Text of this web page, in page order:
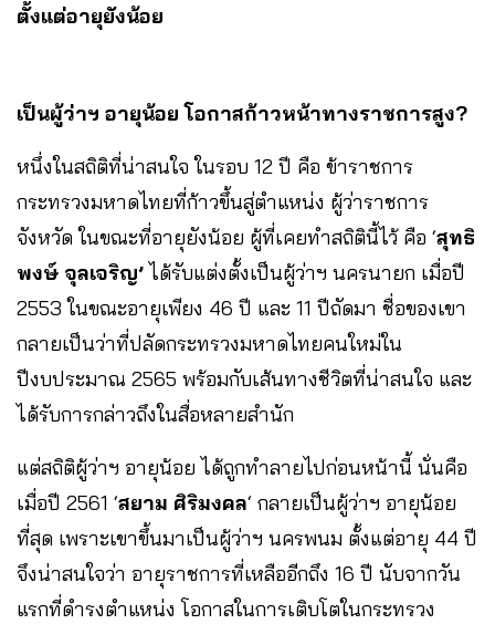
ตั้งแต่อายุยังน้อย
เป็นผู้ว่าฯ อายุน้อย โอกาสก้าวหน้าทางราชการสูง?
หนึ่งในสถิติที่น่าสนใจ ในรอบ 12 ปี คือ ข้าราชการ
กระทรวงมหาดไทยที่ก้าวขึ้นสู่ตำแหน่ง ผู้ว่าราชการ
จังหวัด ในขณะที่อายุยังน้อย ผู้ที่เคยทำสถิตินี้ไว้ คือ ‘สุทธิ
พงษ์ จุลเจริญ’ ได้รับแต่งตั้งเป็นผู้ว่าฯ นครนายก เมื่อปี
2553 ในขณะอายุเพียง 46 ปี และ 11 ปีถัดมา ชื่อของเขา
กลายเป็นว่าที่ปลัดกระทรวงมหาดไทยคนใหม่ใน
ปีงบประมาณ 2565 พร้อมกับเส้นทางชีวิตที่น่าสนใจ และ
ได้รับการกล่าวถึงในสื่อหลายสำนัก
แต่สถิติผู้ว่าฯ อายุน้อย ได้ถูกทำลายไปก่อนหน้านี้ นั่นคือ
เมื่อปี 2561 ‘สยาม ศิริมงคล‘ กลายเป็นผู้ว่าฯ อายุน้อย
ที่สุด เพราะเขาขึ้นมาเป็นผู้ว่าฯ นครพนม ตั้งแต่อายุ 44 ปี
จึงน่าสนใจว่า อายุราชการที่เหลืออีกถึง 16 ปี นับจากวัน
แรกที่ดำรงตำแหน่ง โอกาสในการเติบโตในกระทรวง